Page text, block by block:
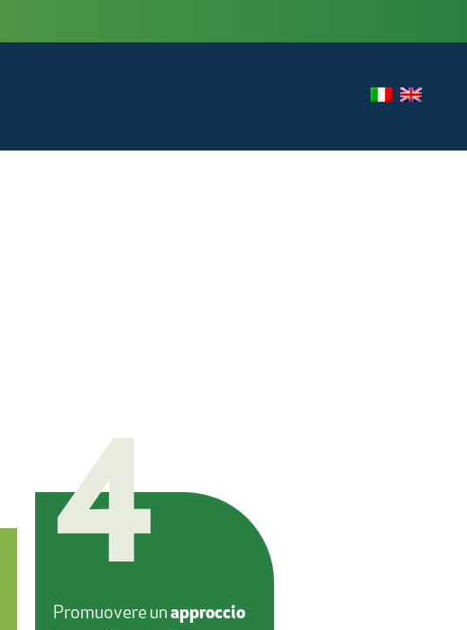
4
Promuovere un approccio